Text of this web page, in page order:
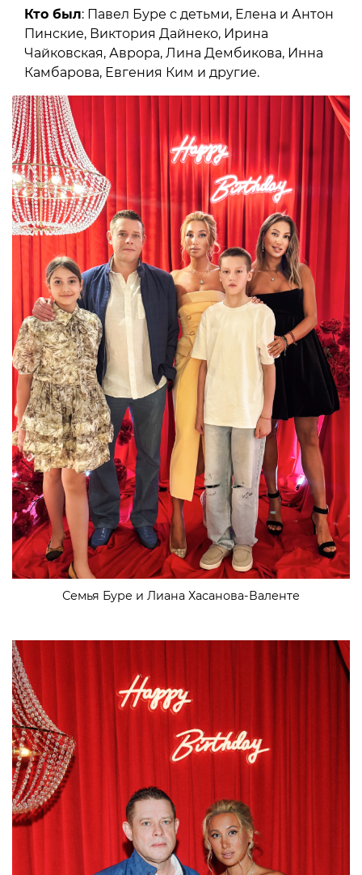
Кто был: Павел Буре с детьми, Елена и Антон
Пинские, Виктория Дайнеко, Ирина
Чайковская, Аврора, Лина Дембикова, Инна
Камбарова, Евгения Ким и другие.
Семья Буре и Лиана Хасанова-Валенте